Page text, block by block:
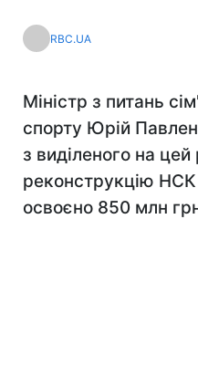
RBC.UA
Міністр з питань
спорту Юрій
з виділеного на
реконструкцію НСК
освоєно 850 млн